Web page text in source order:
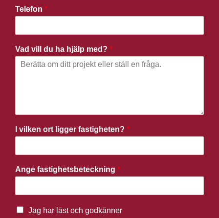
Telefon *
Vad vill du ha hjälp med? *
I vilken ort ligger fastigheten? *
Ange fastighetsbeteckning *
Jag har läst och godkänner